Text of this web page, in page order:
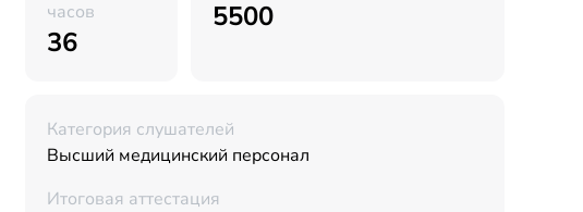
часов
36
5500
Категория слушателей
Высший медицинский персонал
Итоговая аттестация